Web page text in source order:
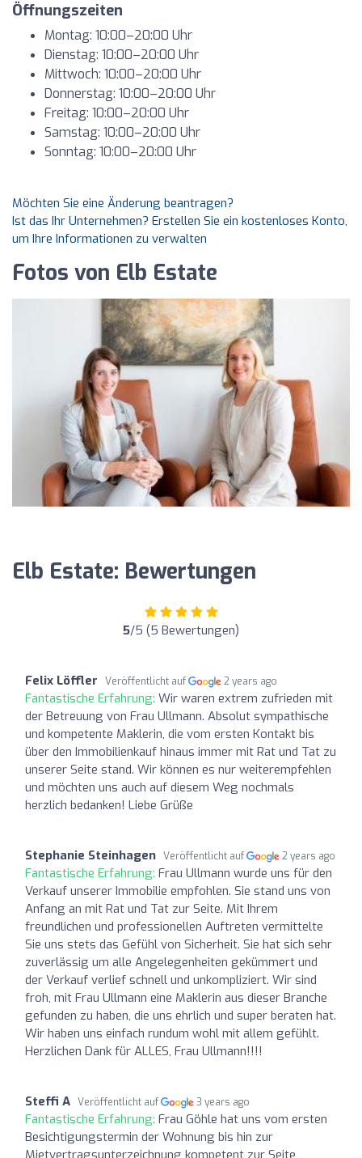
Öffnungszeiten
Montag: 10:00–20:00 Uhr
Dienstag: 10:00–20:00 Uhr
Mittwoch: 10:00–20:00 Uhr
Donnerstag: 10:00–20:00 Uhr
Freitag: 10:00–20:00 Uhr
Samstag: 10:00–20:00 Uhr
Sonntag: 10:00–20:00 Uhr
Möchten Sie eine Änderung beantragen?
Ist das Ihr Unternehmen? Erstellen Sie ein kostenloses Konto,
um Ihre Informationen zu verwalten
Fotos von Elb Estate
Elb Estate: Bewertungen
5/5 (5 Bewertungen)
Felix Löffler Veröffentlicht auf 2 years ago
Fantastische Erfahrung: Wir waren extrem zufrieden mit
der Betreuung von Frau Ullmann. Absolut sympathische
und kompetente Maklerin, die vom ersten Kontakt bis
über den Immobilienkauf hinaus immer mit Rat und Tat zu
unserer Seite stand. Wir können es nur weiterempfehlen
und möchten uns auch auf diesem Weg nochmals
herzlich bedanken! Liebe Grüße
Stephanie Steinhagen Veröffentlicht auf 2 years ago
Fantastische Erfahrung: Frau Ullmann wurde uns für den
Verkauf unserer Immobilie empfohlen. Sie stand uns von
Anfang an mit Rat und Tat zur Seite. Mit Ihrem
freundlichen und professionellen Auftreten vermittelte
Sie uns stets das Gefühl von Sicherheit. Sie hat sich sehr
zuverlässig um alle Angelegenheiten gekümmert und
der Verkauf verlief schnell und unkompliziert. Wir sind
froh, mit Frau Ullmann eine Maklerin aus dieser Branche
gefunden zu haben, die uns ehrlich und super beraten hat.
Wir haben uns einfach rundum wohl mit allem gefühlt.
Herzlichen Dank für ALLES, Frau Ullmann!!!!
Steffi A Veröffentlicht auf 3 years ago
Fantastische Erfahrung: Frau Göhle hat uns vom ersten
Besichtigungstermin der Wohnung bis hin zur
Mietvertragsunterzeichnung kompetent zur Seite